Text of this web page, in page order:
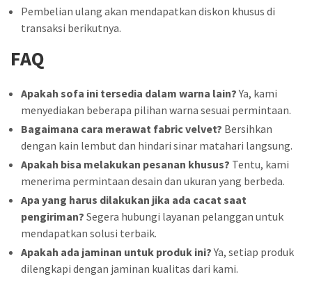
Pembelian ulang akan mendapatkan diskon khusus di
transaksi berikutnya.
FAQ
Apakah sofa ini tersedia dalam warna lain?Ya, kami
menyediakan beberapa pilihan warna sesuai permintaan.
Bagaimana cara merawat fabric velvet? Bersihkan
dengan kain lembut dan hindari sinar matahari langsung.
Apakah bisa melakukan pesanan khusus? Tentu, kami
menerima permintaan desain dan ukuran yang berbeda.
Apa yang harus dilakukan jika ada cacat saat
pengiriman? Segera hubungi layanan pelanggan untuk
mendapatkan solusi terbaik.
Apakah ada jaminan untuk produk ini?Ya, setiap produk
dilengkapi dengan jaminan kualitas dari kami.